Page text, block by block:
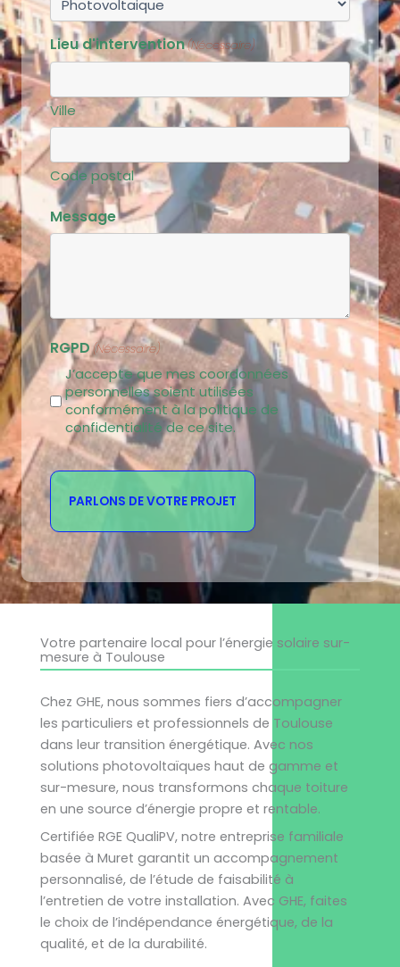
Lieu d'intervention(Nécessaire)
Ville
Code postal
Message
RGPD (Nécessaire)
J’accepte que mes coordonnées
personnelles soient utilisées
conformément à la politique de
confidentialité de ce site.
Votre partenaire local pour l’énergie solaire sur-
mesure à Toulouse
Chez GHE, nous sommes fiers d’accompagner
les particuliers et professionnels de Toulouse
dans leur transition énergétique. Avec nos
solutions photovoltaïques haut de gamme et
sur-mesure, nous transformons chaque toiture
en une source d’énergie propre et rentable.
Certifiée RGE QualiPV, notre entreprise familiale
basée à Muret garantit un accompagnement
personnalisé, de l’étude de faisabilité à
l’entretien de votre installation. Avec GHE, faites
le choix de l’indépendance énergétique, de la
qualité, et de la durabilité.